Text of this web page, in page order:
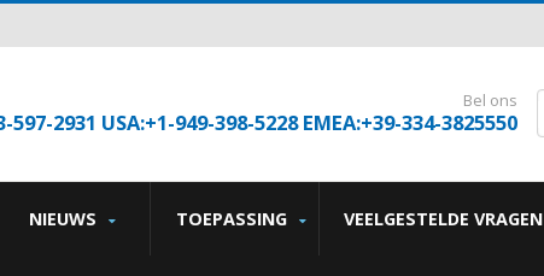
Bel ons
597-2931 USA:+1-949-398-5228 EMEA:+39-334-3825550
NIEUWS TOEPASSING VEELGESTELDE VRAGEN